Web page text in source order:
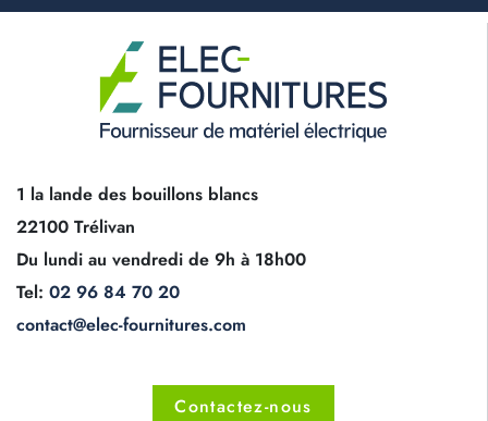
1 la lande des bouillons blancs
22100 Trélivan
Du lundi au vendredi de 9h à 18h00
Tel: 02 96 84 70 20
contact@elec-fournitures.com
Contactez-nous